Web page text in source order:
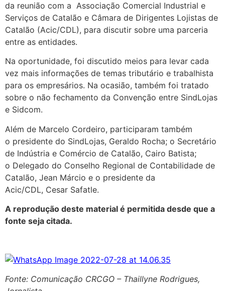
da reunião com a Associação Comercial Industrial e
Serviços de Catalão e Câmara de Dirigentes Lojistas de
Catalão (Acic/CDL), para discutir sobre uma parceria
entre as entidades.
Na oportunidade, foi discutido meios para levar cada
vez mais informações de temas tributário e trabalhista
para os empresários. Na ocasião, também foi tratado
sobre o não fechamento da Convenção entre SindLojas
e Sidcom.
Além de Marcelo Cordeiro, participaram também
o presidente do SindLojas, Geraldo Rocha; o Secretário
de Indústria e Comércio de Catalão, Cairo Batista;
o Delegado do Conselho Regional de Contabilidade de
Catalão, Jean Márcio e o presidente da
Acic/CDL, Cesar Safatle.
A reprodução deste material é permitida desde que a
fonte seja citada.
Fonte: Comunicação CRCGO – Thaillyne Rodrigues,